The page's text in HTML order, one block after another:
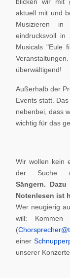
aktuell mit und
Musizieren
eindrucksvoll
Musicals "Eule
überwältigend!
Außerhalb der
Events statt.
nebenbei, dass
wichtig für das
Wir wollen kein
der Suche
Sängern.
Notenlesen ist
Wer neugierig
will:
(
einer
unserer Konzerte.